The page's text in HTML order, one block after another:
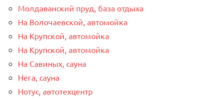
Молдаванский пруд, база отдыха
На Волочаевской, автомойка
На Крупской, автомойка
На Крупской, автомойка
На Савиных, сауна
Нега, сауна
Нотус, автотехцентр